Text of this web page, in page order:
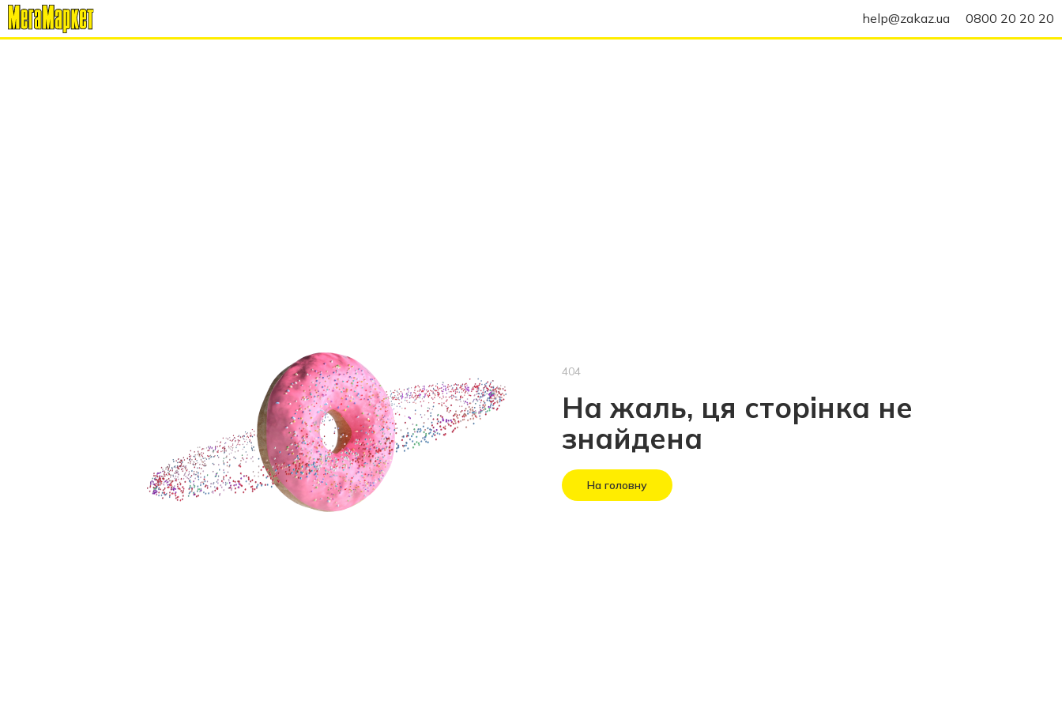
help@zakaz.ua 0800 20 20 20
404
На жаль, ця сторінка не
знайдена
На головну